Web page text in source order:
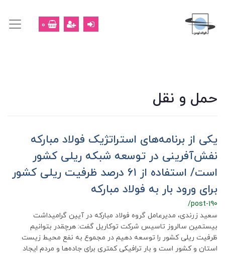
0
حمل و نقل
یکی از برنامه‌های استراتژیک فولاد مبارکه
نفش‌آفرینی در توسعه شبکه ریلی کشور
است/ استفاده از ۶۱ درصد ظرفیت ریلی کشور
برای ورود بار به فولاد مبارکه
/post-190
سعید زرندی، مدیرعامل گروه فولاد مبارکه در آیین گرامیداشت
بیستمین سالروز تاسیس شرکت توکاریل گفت: هرچقدر بتوانیم
ظرفیت ریلی کشور را توسعه دهیم در مجموع به نفع محیط زیست
استان و کشور است و بار ترافیکی کمتری برای جاده‌ها و مردم ایجاد